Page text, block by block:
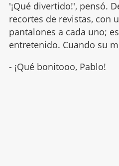
'¡Qué divertido!', pensó.
recortes de revistas, con
pantalones a cada uno;
entretenido. Cuando su
- ¡Qué bonitooo, Pablo!